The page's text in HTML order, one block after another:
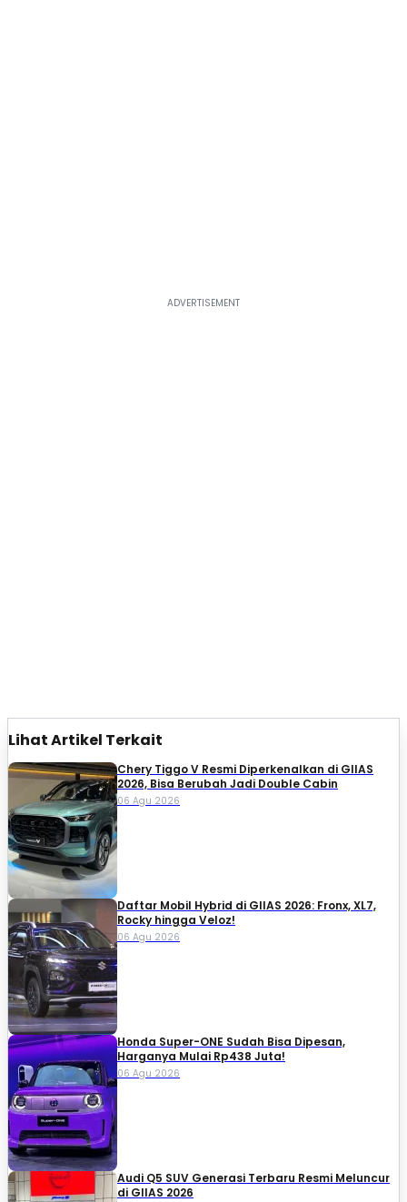
Lihat Artikel Terkait
Chery Tiggo V Resmi Diperkenalkan di GIIAS
2026, Bisa Berubah Jadi Double Cabin
06 Agu 2026
Daftar Mobil Hybrid di GIIAS 2026: Fronx, XL7,
Rocky hingga Veloz!
06 Agu 2026
Honda Super-ONE Sudah Bisa Dipesan,
Harganya Mulai Rp438 Juta!
06 Agu 2026
Audi Q5 SUV Generasi Terbaru Resmi Meluncur
di GIIAS 2026